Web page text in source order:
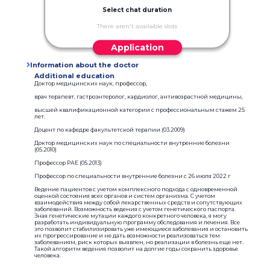
Select chat duration
There aren't available slots
Application
Information about the doctor
Additional education
Доктор медицинских наук, профессор,
врач терапевт, гастроэнтеролог, кардиолог, антивозрастной медицины,
высшей квалификационной категории с профессиональным стажем 25
лет.
Доцент по кафедре факультетской терапии (03.2009)
Доктор медицинских наук по специальности внутренние болезни
(05.2010)
Профессор РАЕ (05.2013)
Профессор по специальности внутренние болезни с 26 июля 2022 г
Ведение пациентов с учетом комплексного подхода с одновременной
оценкой состояния всех органов и систем организма. С учетом
взаимодействия между собой лекарственных средств и сопутствующих
заболеваний. Возможность ведения с учетом генетического паспорта.
Зная генетические мутации каждого конкретного человека, я могу
разработать индивидуальную программу обследования и лечения. Все
это позволит стабилизировать уже имеющиеся заболевания и остановить
их прогрессирование и не дать возможности реализоваться тем
заболеваниям, риск которых выявлен, но реализации в болезнь еще нет.
Такой алгоритм ведения позволит на долгие годы сохранить здоровье
человека.